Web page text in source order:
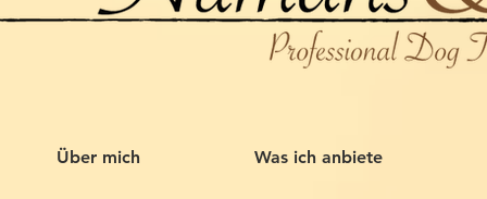
Über mich Was ich anbiete